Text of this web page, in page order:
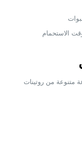
الاستحمام
متنوعة من روتينات